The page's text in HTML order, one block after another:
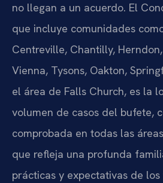
no llegan a un acuerdo. El
que incluye comunidades
Centreville, Chantilly,
Vienna, Tysons, Oakton,
el área de Falls Church, es la
volumen de casos del bufete,
comprobada en todas las
que refleja una profunda
prácticas y expectativas de